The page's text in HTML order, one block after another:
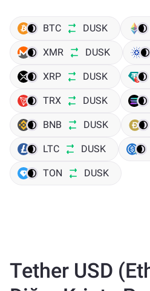
BTC DUSK
XMR DUSK
XRP DUSK
TRX DUSK
BNB DUSK
LTC DUSK
TON DUSK
Tether USD